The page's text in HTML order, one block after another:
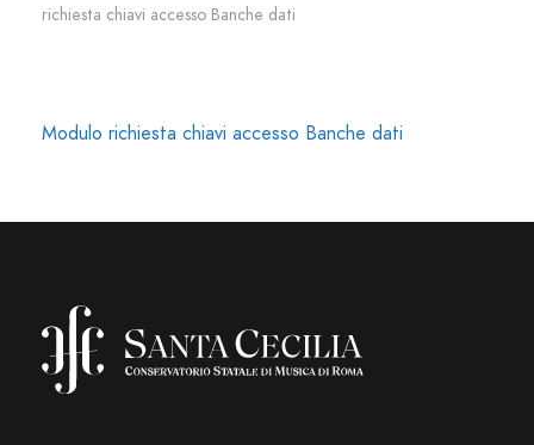
richiesta chiavi accesso Banche dati
Modulo richiesta chiavi accesso Banche dati